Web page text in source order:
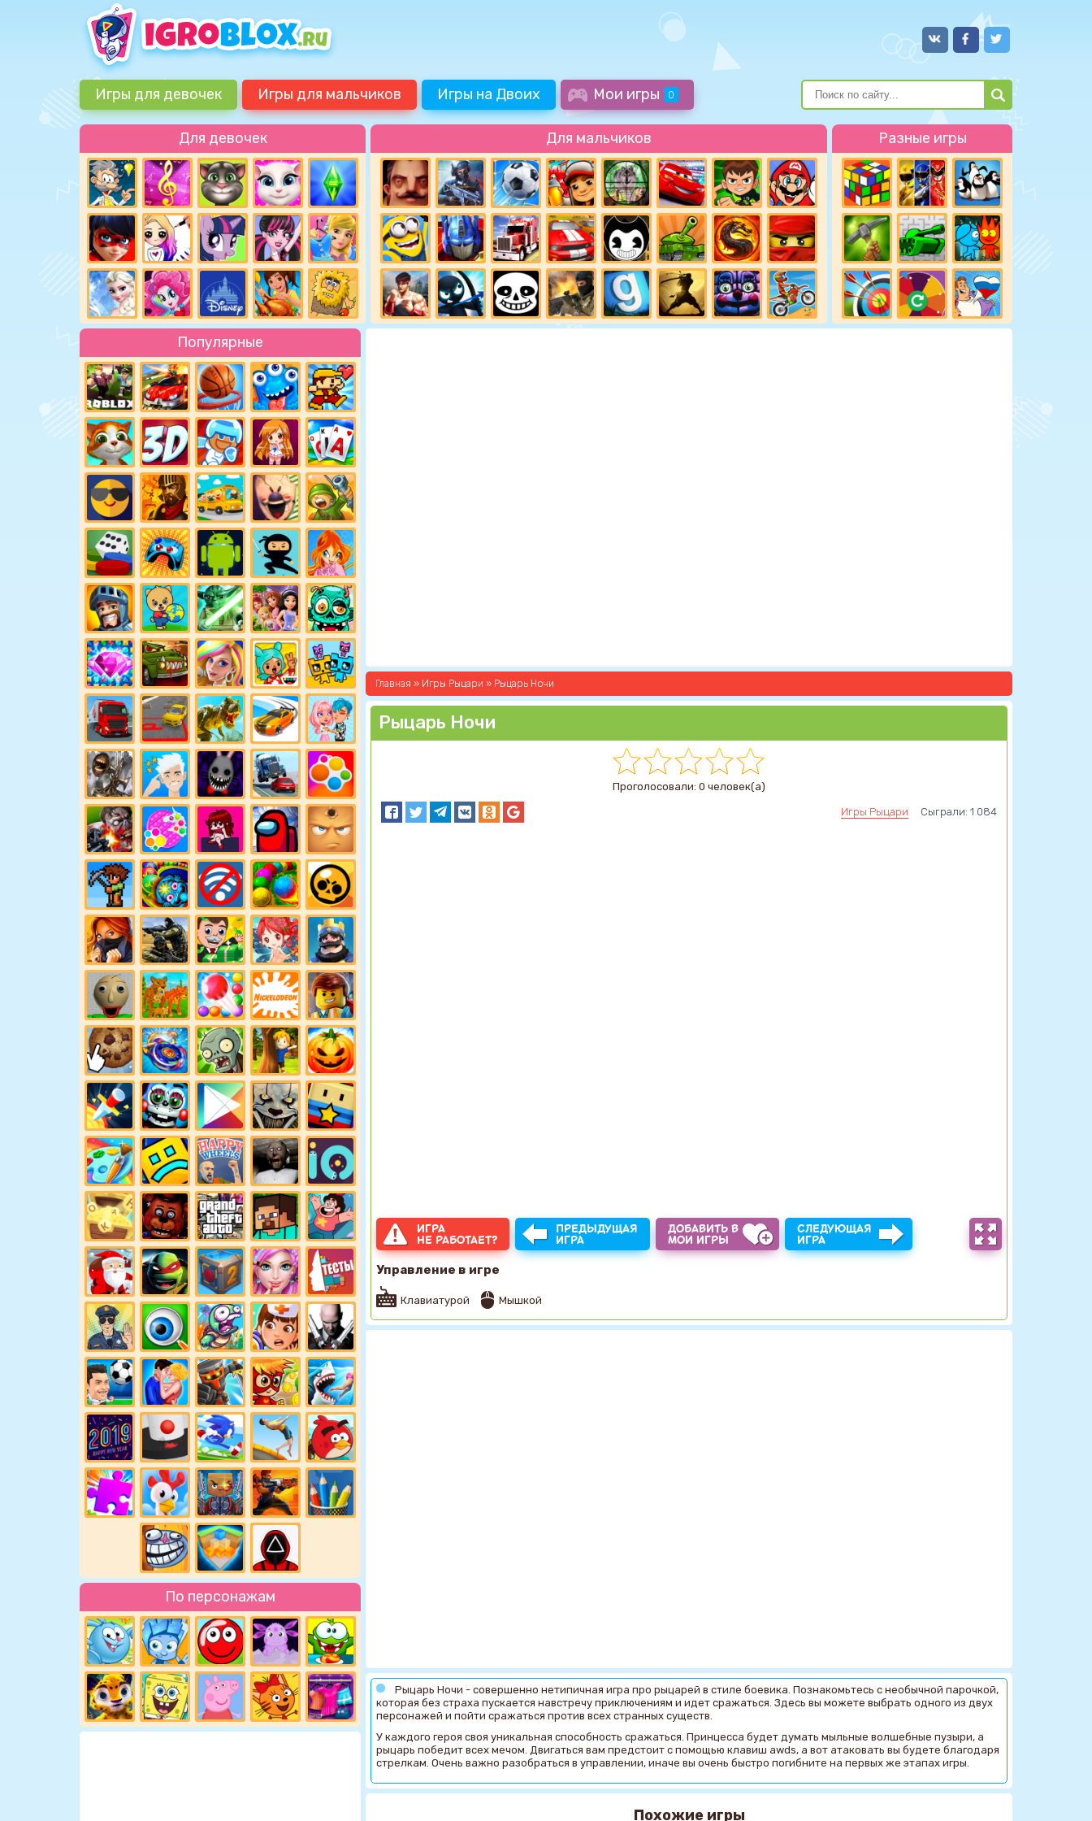
Игры для девочек Игры для мальчиков Игры на Двоих Мои игры 0
Для девочек Для мальчиков Разные игры
Популярные
По персонажам
Главная » Игры Рыцари » Рыцарь Ночи
Рыцарь Ночи
Проголосовали: 0 человек(а)
Игры Рыцари Сыграли: 1 084
ИГРА
НЕ РАБОТАЕТ?
ПРЕДЫДУЩАЯ
ИГРА
ДОБАВИТЬ В
МОИ ИГРЫ
СЛЕДУЮЩАЯ
ИГРА
Управление в игре
Клавиатурой Мышкой
Рыцарь Ночи - совершенно нетипичная игра про рыцарей в стиле боевика. Познакомьтесь с необычной парочкой,
которая без страха пускается навстречу приключениям и идет сражаться. Здесь вы можете выбрать одного из двух
персонажей и пойти сражаться против всех странных существ.
У каждого героя своя уникальная способность сражаться. Принцесса будет думать мыльные волшебные пузыри, а
рыцарь победит всех мечом. Двигаться вам предстоит с помощью клавиш awds, а вот атаковать вы будете благодаря
стрелкам. Очень важно разобраться в управлении, иначе вы очень быстро погибните на первых же этапах игры.
Похожие игры